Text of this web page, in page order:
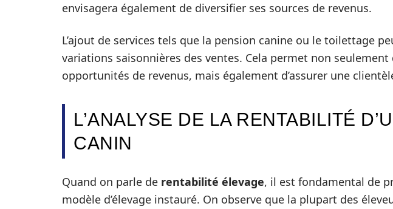
envisagera également de diversifier ses sources de revenus.
L’ajout de services tels que la pension canine ou le toilettage
variations saisonnières des ventes. Cela permet non
opportunités de revenus, mais également d’assurer une
L’ANALYSE DE LA RENTABILITÉ
CANIN
Quand on parle de rentabilité élevage, il est fondamental de
modèle d’élevage instauré. On observe que la plupart des